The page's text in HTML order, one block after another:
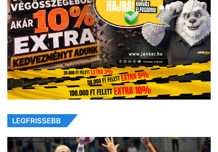
LEGFRISSEBB